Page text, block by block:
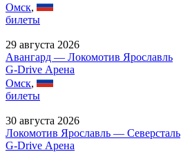
Омск,
билеты
29 августа 2026
Авангард — Локомотив Ярославль
G-Drive Арена
Омск,
билеты
30 августа 2026
Локомотив Ярославль — Северсталь
G-Drive Арена